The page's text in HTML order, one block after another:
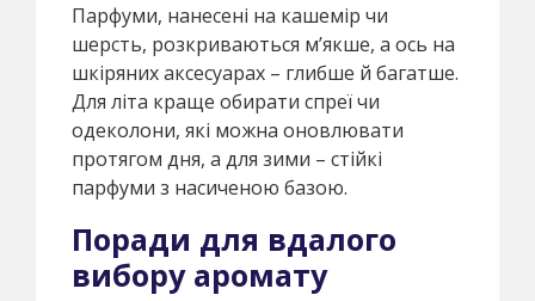
Парфуми, нанесені на кашемір чи
шерсть, розкриваються м’якше, а ось на
шкіряних аксесуарах – глибше й багатше.
Для літа краще обирати спреї чи
одеколони, які можна оновлювати
протягом дня, а для зими – стійкі
парфуми з насиченою базою.
Поради для вдалого
вибору аромату